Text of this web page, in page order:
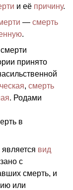
и её причину.
— смерть
.
принято
, смерть
. Родами
в
вид
с
смерть, и
или